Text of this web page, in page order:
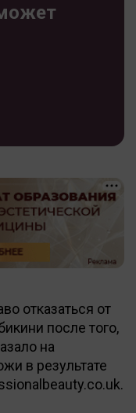
отказаться от
после того,
на
в результате